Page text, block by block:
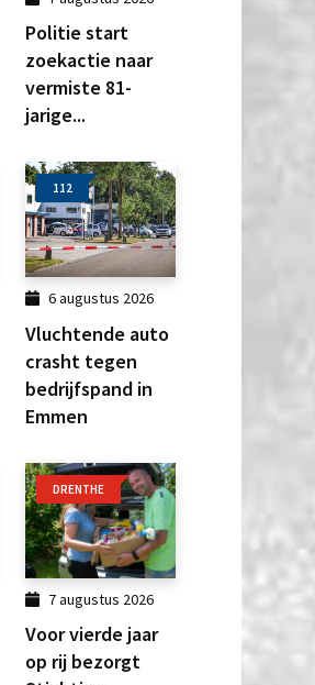
Politie start
zoekactie naar
vermiste 81-
jarige...
112
6 augustus 2026
Vluchtende auto
crasht tegen
bedrijfspand in
Emmen
DRENTHE
7 augustus 2026
Voor vierde jaar
op rij bezorgt